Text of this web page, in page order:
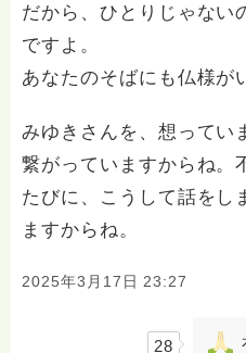
だから、ひとりじゃない
ですよ。
あなたのそばにも仏様が
みゆきさんを、想ってい
繋がっていますからね。
たびに、こうして話をし
ますからね。
2025年3月17日 23:27
28